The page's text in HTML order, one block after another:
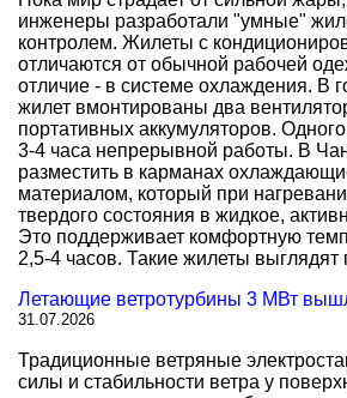
инженеры разработали "умные"
контролем. Жилеты с
отличаются от обычной рабочей
отличие - в системе охлаждения. В
жилет вмонтированы два
портативных аккумуляторов.
3-4 часа непрерывной работы. В
разместить в карманах
материалом, который при
твердого состояния в жидкое,
Это поддерживает комфортную
2,5-4 часов. Такие жилеты выглядят
Летающие ветротурбины 3 МВт
31.07.2026
Традиционные ветряные
силы и стабильности ветра у